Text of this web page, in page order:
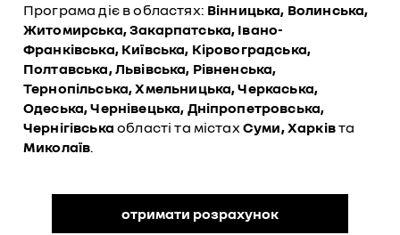
Програма діє в областях: Вінницька, Волинська,
Житомирська, Закарпатська, Івано-
Франківська, Київська, Кіровоградська,
Полтавська, Львівська, Рівненська,
Тернопільська, Хмельницька, Черкаська,
Одеська, Чернівецька, Дніпропетровська,
Чернігівська області та містахСуми, Харківта
Миколаїв.
отримати розрахунок